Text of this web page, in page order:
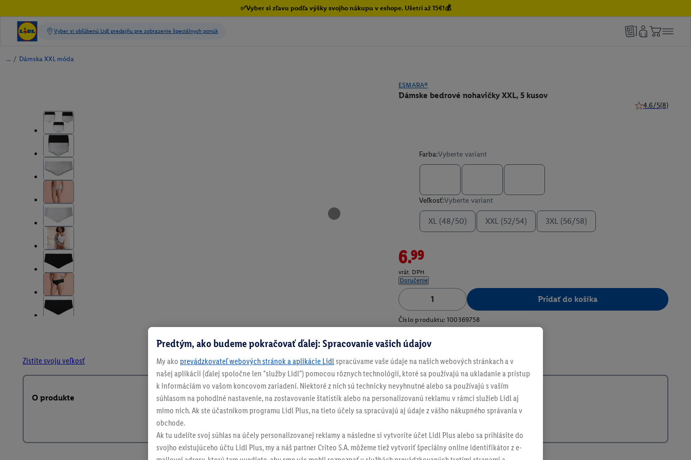
✅Vyber si zľavu podľa výšky svojho nákupu v eshope. Ušetri až 15€!💰
/ Dámska XXL móda
ESMARA®
Dámske bedrové nohavičky XXL, 5 kusov
4.6/5(8)
Farba:Vyberte variant
Veľkosť:Vyberte variant
XL (48/50) XXL (52/54) 3XL (56/58)
6.99
vrát. DPH
Doručenie
Pridať do košíka
Číslo produktu: 100369758
Zistite svoju veľkosť
O produkte
Predtým, ako budeme pokračovať ďalej: Spracovanie vašich údajov
My ako prevádzkovateľ webových stránok a aplikácie Lidl spracúvame vaše údaje na našich webových stránkach a v
našej aplikácii (ďalej spoločne len "služby Lidl") pomocou rôznych technológií, ktoré sa používajú na ukladanie a prístup
k informáciám vo vašom koncovom zariadení. Niektoré z nich sú technicky nevyhnutné alebo sa používajú s vaším
súhlasom na pohodlné nastavenie, na zostavovanie štatistík alebo na personalizovanú reklamu v rámci služieb Lidl aj
mimo nich. Ak ste účastníkom programu Lidl Plus, na tieto účely sa spracúvajú aj údaje z vášho nákupného správania v
obchode.
Ak tu udelíte svoj súhlas na účely personalizovanej reklamy a následne si vytvoríte účet Lidl Plus alebo sa prihlásite do
svojho existujúceho účtu Lidl Plus, my a náš partner Criteo S.A. môžeme tiež vytvoriť špeciálny online identifikátor z e-